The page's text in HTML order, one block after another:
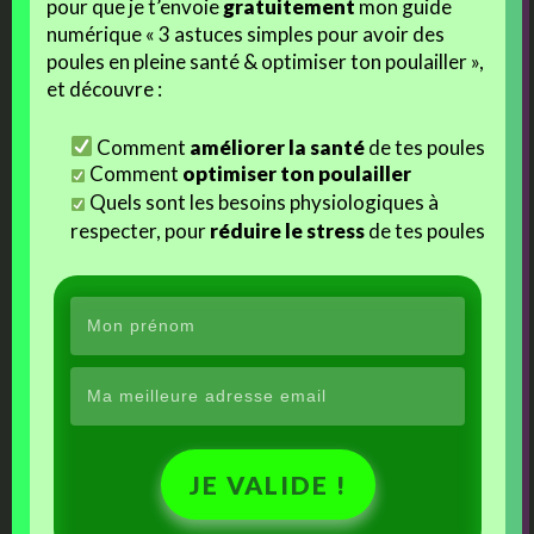
bleu
Que faire d’un poussin en détresse ?
Anka le super poulet !!
Lutter contre les poux rouges (2/2)
Tagged with: histoire de poussin,P'Ang le poussin,poules stars,poussin , vie de
Posted in: Uncategorized
Portrait de Poulet : Lanzo, jeune coq Brahma maillé doré bleu
10 comments on “Vie de poussin : histoires de
boites”
pour que je t’envoiegratuitement mon guide
numérique « 3 astuces simples pour avoir des
poules en pleine santé & optimiser ton poulailler »,
et découvre :
Comment améliorer la santéde tes poules
Comment optimiser ton poulailler
Quels sont les besoins physiologiques à
respecter, pourréduire le stressde tes poules
JE VALIDE !